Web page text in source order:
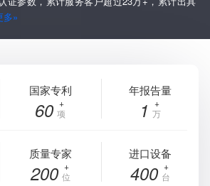
多»
国家专利
60 项
年报告量
1 万
质量专家
200 位
进口设备
400 台